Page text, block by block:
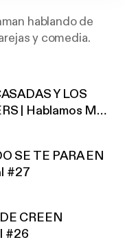
hablando de
y comedia.
Y LOS
| Hablamos Mal
SE TE PARA EN
#27
CREEN
#26